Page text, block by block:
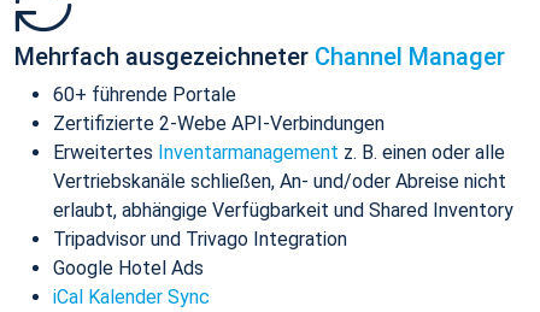
Mehrfach ausgezeichneter Channel Manager
60+ führende Portale
Zertifizierte 2-Webe API-Verbindungen
Erweitertes Inventarmanagement z. B. einen oder alle
Vertriebskanäle schließen, An- und/oder Abreise nicht
erlaubt, abhängige Verfügbarkeit und Shared Inventory
Tripadvisor und Trivago Integration
Google Hotel Ads
iCal Kalender Sync